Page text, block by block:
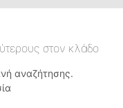
στον κλάδο
αναζήτησης.